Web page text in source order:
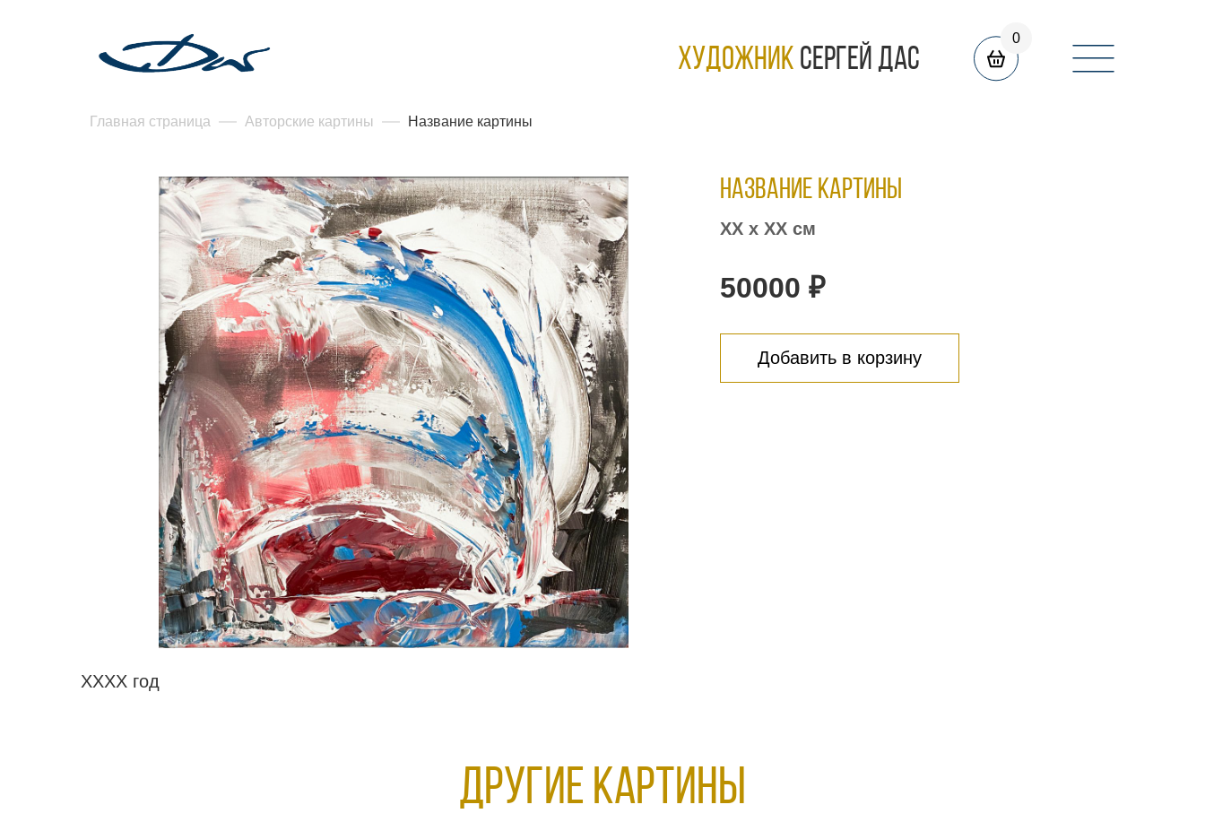
ХУДОЖНИК СЕРГЕЙ ДАС
0
Главная страница Авторские картины Название картины
Название картины
ХХ х ХХ см
50000 ₽
Добавить в корзину
ХХХХ год
Другие КАРТИНЫ